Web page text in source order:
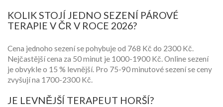
KOLIK STOJÍ JEDNO SEZENÍ PÁROVÉ
TERAPIE V ČR V ROCE 2026?
Cena jednoho sezení se pohybuje od 768 Kč do 2300 Kč.
Nejčastější cena za 50 minut je 1000-1900 Kč. Online sezení
je obvykle o 15 % levnější. Pro 75-90 minutové sezení se ceny
zvyšují na 1700-2300 Kč.
JE LEVNĚJŠÍ TERAPEUT HORŠÍ?